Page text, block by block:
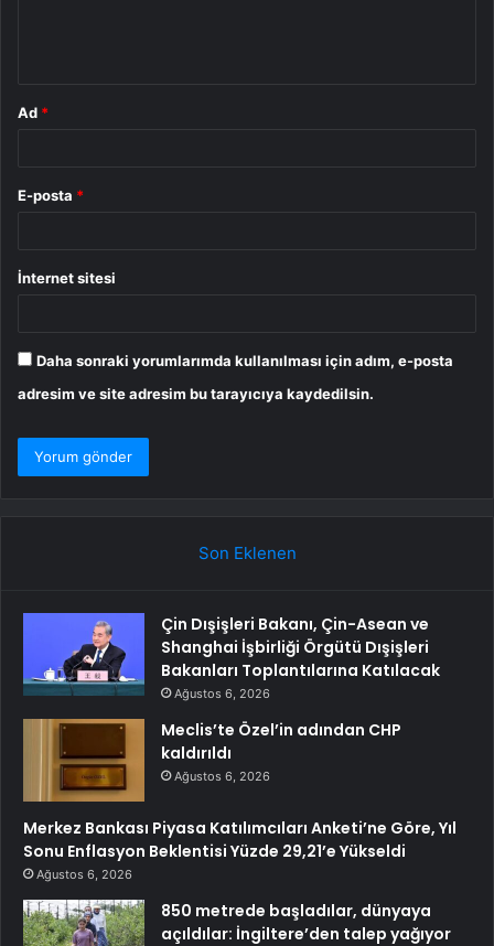
Ad *
E-posta *
İnternet sitesi
Daha sonraki yorumlarımda kullanılması için adım, e-posta
adresim ve site adresim bu tarayıcıya kaydedilsin.
Son Eklenen
Çin Dışişleri Bakanı, Çin-Asean ve
Shanghai İşbirliği Örgütü Dışişleri
Bakanları Toplantılarına Katılacak
Ağustos 6, 2026
Meclis’te Özel’in adından CHP
kaldırıldı
Ağustos 6, 2026
Merkez Bankası Piyasa Katılımcıları Anketi’ne Göre, Yıl
Sonu Enflasyon Beklentisi Yüzde 29,21’e Yükseldi
Ağustos 6, 2026
850 metrede başladılar, dünyaya
açıldılar: İngiltere’den talep yağıyor